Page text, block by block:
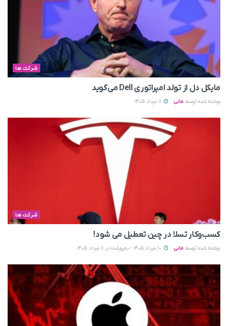
شرکت ها
مایکل دل از تولد امپراتوری Dell می‌گوید
نوشته شده توسط مانی
شرکت ها
کسب‌وکار تسلا در چین تعطیل می‌ شود!
نوشته شده توسط مانی